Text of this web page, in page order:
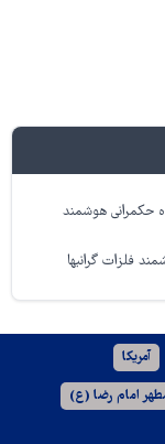
حکمرانی هوشمند
فلزات گرانبها
آمریکا
امام رضا (ع)